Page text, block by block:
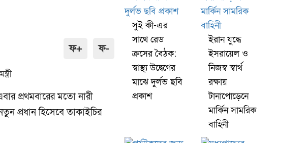
ফ+ ফ-
প্রথমবারের মতো নারী
প্রধান হিসেবে তাকাইচির
সুই কী-এর
সাথে রেড
ক্রসের বৈঠক:
স্বাস্থ্য উদ্বেগের
মাঝে দুর্লভ ছবি
প্রকাশ
ইরান যুদ্ধে
ইসরায়েল ও
নিজস্ব স্বার্থ
রক্ষায়
টানাপোড়েনে
মার্কিন সামরিক
বাহিনী